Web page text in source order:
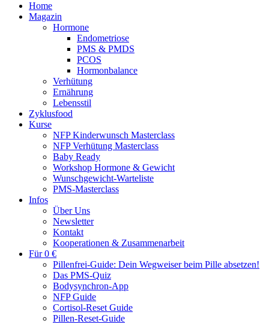
Home
Magazin
Hormone
Endometriose
PMS & PMDS
PCOS
Hormonbalance
Verhütung
Ernährung
Lebensstil
Zyklusfood
Kurse
NFP Kinderwunsch Masterclass
NFP Verhütung Masterclass
Baby Ready
Workshop Hormone & Gewicht
Wunschgewicht-Warteliste
PMS-Masterclass
Infos
Über Uns
Newsletter
Kontakt
Kooperationen & Zusammenarbeit
Für 0 €
Pillenfrei-Guide: Dein Wegweiser beim Pille absetzen!
Das PMS-Quiz
Bodysynchron-App
NFP Guide
Cortisol-Reset Guide
Pillen-Reset-Guide